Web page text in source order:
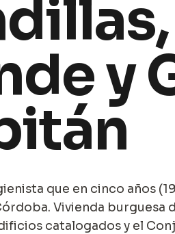
y
que en cinco años
Vivienda burguesa
catalogados y el